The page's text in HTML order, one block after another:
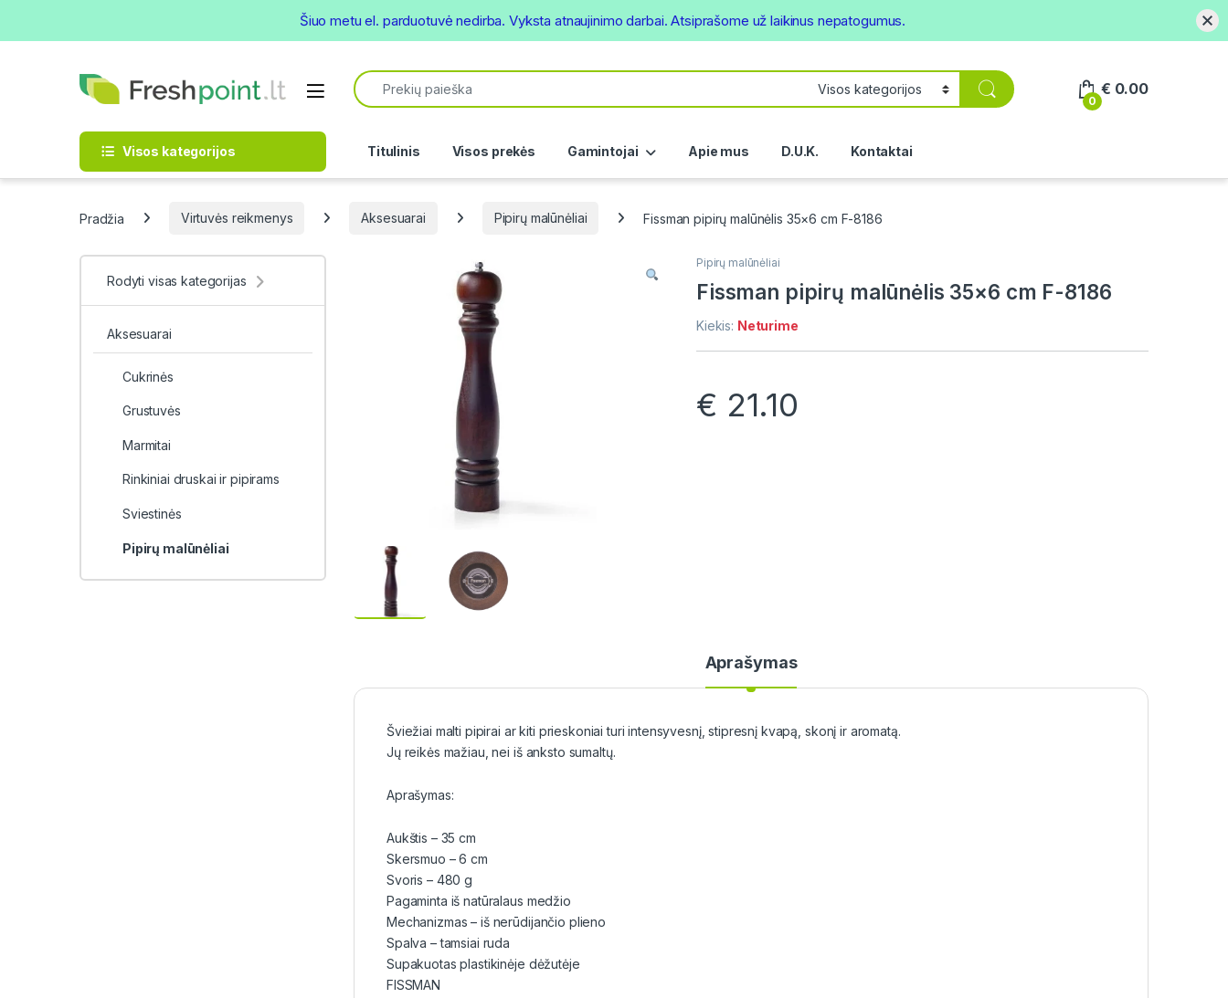
Open
Search for:
0
€ 0.00
Visos kategorijos Titulinis Visos prekės Gamintojai Apie mus D.U.K. Kontaktai
Pradžia Virtuvės reikmenys Aksesuarai Pipirų malūnėliai Fissman pipirų malūnėlis 35×6 cm F-8186
Pipirų malūnėliai
Fissman pipirų malūnėlis 35×6 cm F-8186
Kiekis: Neturime
€ 21.10
Aprašymas
Šviežiai malti pipirai ar kiti prieskoniai turi intensyvesnį, stipresnį kvapą, skonį ir aromatą.
Jų reikės mažiau, nei iš anksto sumaltų.
Aprašymas:
Aukštis – 35 cm
Skersmuo – 6 cm
Svoris – 480 g
Pagaminta iš natūralaus medžio
Mechanizmas – iš nerūdijančio plieno
Spalva – tamsiai ruda
Supakuotas plastikinėje dėžutėje
FISSMAN
Rodyti visas kategorijas
Aksesuarai
Cukrinės
Grustuvės
Marmitai
Rinkiniai druskai ir pipirams
Sviestinės
Pipirų malūnėliai
Šiuo metu el. parduotuvė nedirba. Vyksta atnaujinimo darbai. Atsiprašome už laikinus nepatogumus.